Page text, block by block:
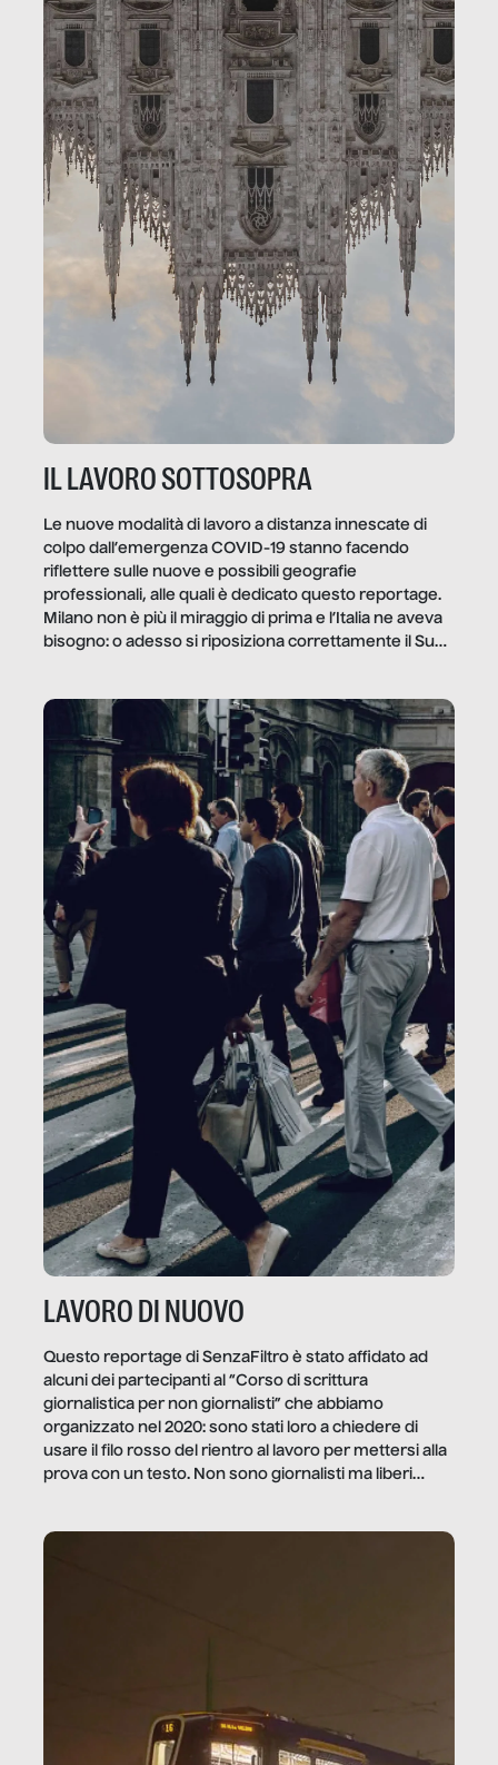
IL LAVORO SOTTOSOPRA
Le nuove modalità di lavoro a distanza innescate di
colpo dall’emergenza COVID-19 stanno facendo
riflettere sulle nuove e possibili geografie
professionali, alle quali è dedicato questo reportage.
Milano non è più il miraggio di prima e l’Italia ne aveva
bisogno: o adesso si riposiziona correttamente il Sud
LAVORO DI NUOVO
Questo reportage di SenzaFiltro è stato affidato ad
alcuni dei partecipanti al “Corso di scrittura
giornalistica per non giornalisti” che abbiamo
organizzato nel 2020: sono stati loro a chiedere di
usare il filo rosso del rientro al lavoro per mettersi alla
prova con un testo. Non sono giornalisti ma liberi